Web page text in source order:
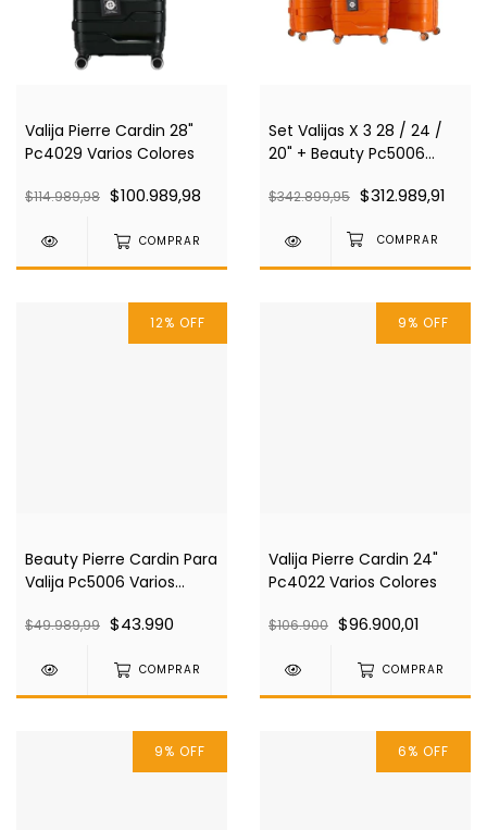
Valija Pierre Cardin 28"
Pc4029 Varios Colores
$114.989,98 $100.989,98
COMPRAR
Set Valijas X 3 28 / 24 /
20" + Beauty Pc5006
Pc4029
$342.899,95 $312.989,91
12% OFF
Beauty Pierre Cardin Para
Valija Pc5006 Varios
$49.989,99 $43.990
COMPRAR
9% OFF
Valija Pierre Cardin 24"
Pc4022 Varios Colores
$106.900 $96.900,01
COMPRAR
9% OFF 6% OFF